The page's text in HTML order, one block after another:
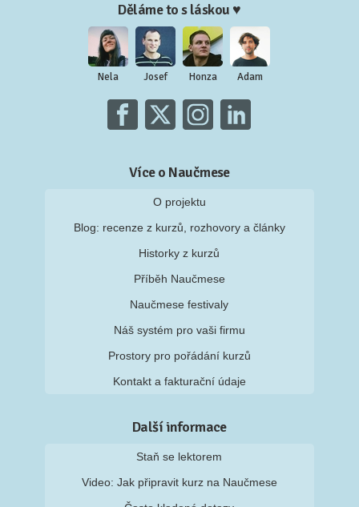
Děláme to s láskou ♥
Nela Josef Honza Adam
Více o Naučmese
O projektu
Blog: recenze z kurzů, rozhovory a články
Historky z kurzů
Příběh Naučmese
Naučmese festivaly
Náš systém pro vaši firmu
Prostory pro pořádání kurzů
Kontakt a fakturační údaje
Další informace
Staň se lektorem
Video: Jak připravit kurz na Naučmese